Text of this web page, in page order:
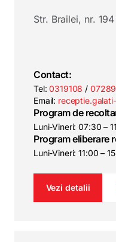
Str. Brailei, nr.
Contact:
Tel:0319108 /
Email:
Program de
Luni-Vineri: 07:30 –
Program eliberare
Luni-Vineri: 11:00 –
Vezi detalii